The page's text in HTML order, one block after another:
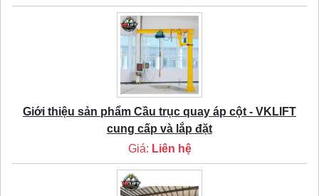
Giới thiệu sản phẩm Cầu trục quay áp cột - VKLIFT
cung cấp và lắp đặt
Giá: Liên hệ